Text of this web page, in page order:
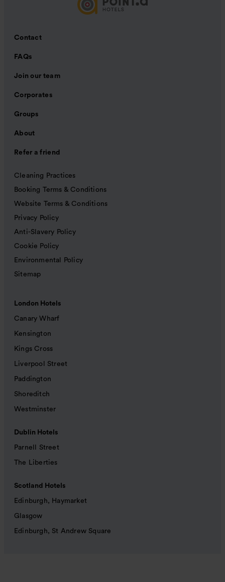
Contact
FAQs
Join our team
Corporates
Groups
About
Refer a friend
Cleaning Practices
Booking Terms & Conditions
Website Terms & Conditions
Privacy Policy
Anti-Slavery Policy
Cookie Policy
Environmental Policy
Sitemap
London Hotels
Canary Wharf
Kensington
Kings Cross
Liverpool Street
Paddington
Shoreditch
Westminster
Dublin Hotels
Parnell Street
The Liberties
Scotland Hotels
Edinburgh, Haymarket
Glasgow
Edinburgh, St Andrew Square